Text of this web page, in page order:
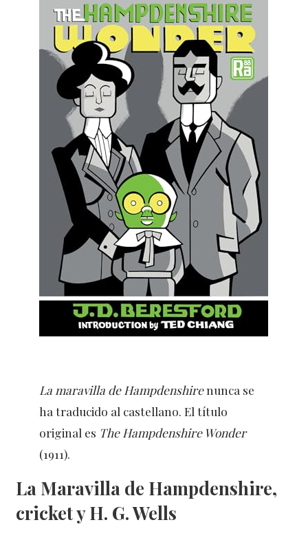
La maravilla de Hampdenshirenunca se
ha traducido al castellano. El título
original es The Hampdenshire Wonder
(1911).
La Maravilla de Hampdenshire,
cricket y H. G. Wells